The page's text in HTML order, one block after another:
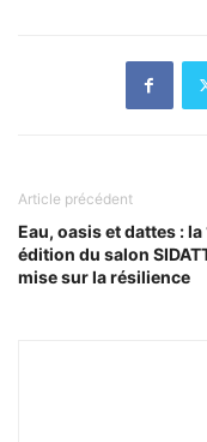
Article précédent
Eau, oasis et dattes : la
édition du salon
mise sur la résilience